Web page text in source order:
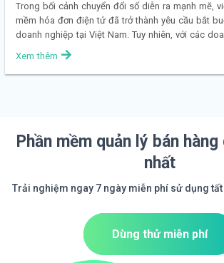
Trong bối cảnh chuyển đổi số diễn ra mạnh mẽ,
mềm hóa đơn điện tử đã trở thành yêu cầu bắt
doanh nghiệp tại Việt Nam. Tuy nhiên, với các
Xem thêm
Phần mềm quản lý bán
nhất
Trải nghiệm ngay 7 ngày miễn phí sử dụng
Dùng thử miễn phí